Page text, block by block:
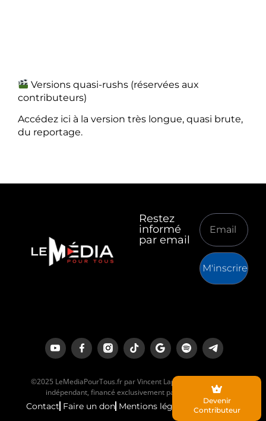
Versions quasi-rushs (réservées aux
contributeurs)
Accédez ici à la version très longue, quasi brute,
du reportage.
Restez
informé
par email
M'inscrire
©2025 LeMediaPourTous.fr par Vincent Lapierre est un média
indépendant, financé exclusivement par ses lecteurs.
Contact Faire un don Mentions légales
Devenir
Contributeur